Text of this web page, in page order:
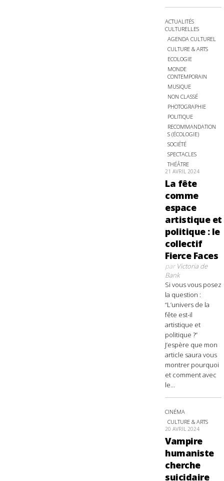
ACTUALITÉS
CULTURELLES
AGENDA CULTUREL
CULTURE & ARTS
ECOLOGIE
MONDE
CONTEMPORAIN
MUSIQUE
NON CLASSÉ
PHOTOGRAPHIE
POLITIQUE
RECOMMANDATION
S (ÉCOLOGIE)
SOCIÉTÉ
SPECTACLES
THÉÂTRE
21 AVRIL 2024
La fête
comme
espace
artistique et
politique : le
collectif
Fierce Faces
parVictoria de
Bank
Si vous vous posez
la question :
“L’univers de la
fête est-il
artistique et
politique ?”
J’espère que mon
article saura vous
montrer pourquoi
et comment avec
le...
CINÉMA
CULTURE & ARTS
20 AVRIL 2024
Vampire
humaniste
cherche
suicidaire